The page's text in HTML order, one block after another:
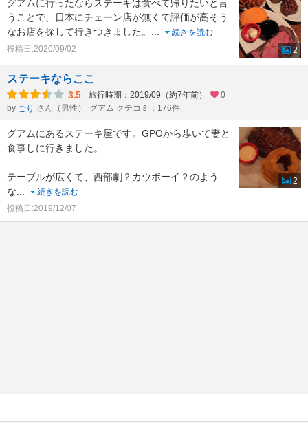
グアムに行ったならステーキは食べて帰りたいと言
うことで、日本にチェーン店が無くて評価が高そう
なお店を探して行きつきました。
続きを読む
投稿日:2020/09/02
2
ステーキならここ
3.5 旅行時期：2019/09（約7年前）
0
by ごり さん（男性） グアム クチコミ：176件
グアムにあるステーキ屋です。GPOから歩いて妻と
食事しに行きました。
テーブルが広くて、西部劇？カウボーイ？のよう
な
続きを読む
投稿日:2019/12/07
2